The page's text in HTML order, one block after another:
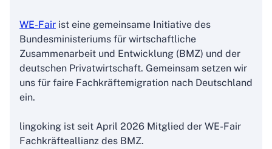
WE-Fair ist eine gemeinsame Initiative des
Bundesministeriums für wirtschaftliche
Zusammenarbeit und Entwicklung (BMZ) und der
deutschen Privatwirtschaft. Gemeinsam setzen wir
uns für faire Fachkräftemigration nach Deutschland
ein.
lingoking ist seit April 2026 Mitglied der WE-Fair
Fachkräfteallianz des BMZ.